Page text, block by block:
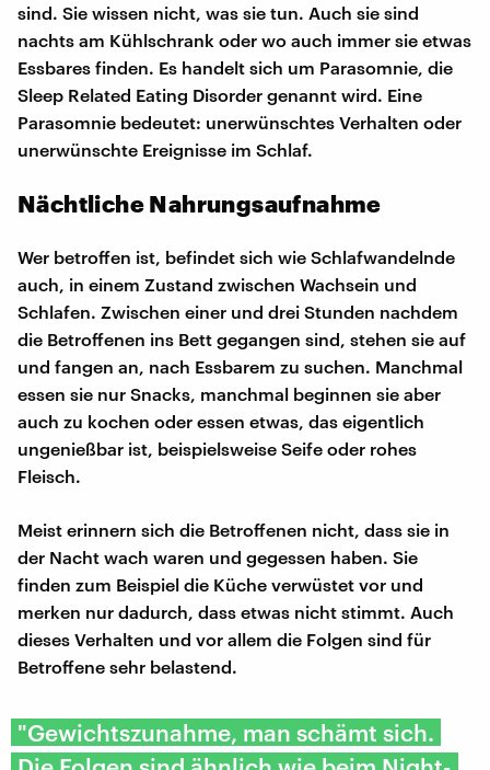
sind. Sie wissen nicht, was sie tun. Auch sie sind
nachts am Kühlschrank oder wo auch immer sie etwas
Essbares finden. Es handelt sich um Parasomnie, die
Sleep Related Eating Disorder genannt wird. Eine
Parasomnie bedeutet: unerwünschtes Verhalten oder
unerwünschte Ereignisse im Schlaf.
Nächtliche Nahrungsaufnahme
Wer betroffen ist, befindet sich wie Schlafwandelnde
auch, in einem Zustand zwischen Wachsein und
Schlafen. Zwischen einer und drei Stunden nachdem
die Betroffenen ins Bett gegangen sind, stehen sie auf
und fangen an, nach Essbarem zu suchen. Manchmal
essen sie nur Snacks, manchmal beginnen sie aber
auch zu kochen oder essen etwas, das eigentlich
ungenießbar ist, beispielsweise Seife oder rohes
Fleisch.
Meist erinnern sich die Betroffenen nicht, dass sie in
der Nacht wach waren und gegessen haben. Sie
finden zum Beispiel die Küche verwüstet vor und
merken nur dadurch, dass etwas nicht stimmt. Auch
dieses Verhalten und vor allem die Folgen sind für
Betroffene sehr belastend.
"Gewichtszunahme, man schämt sich.